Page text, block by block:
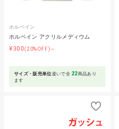
ホルベイン
ホルベイン アクリルメディウム
¥300(20%OFF)～
サイズ・販売単位違いで全 22商品あり
ます